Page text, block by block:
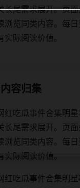
长尾需求展开。页
浏览同类内容。每
实际阅读价值。
容归集
红吃瓜事件合集明
长尾需求展开。页
浏览同类内容。每
实际阅读价值。
红吃瓜事件合集明